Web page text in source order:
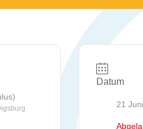
Datum
21